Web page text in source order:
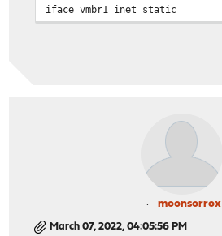
iface vmbr1 inet static
address 10.0.0.80/24
iface vmbr0 inet manual
bridge-ports eno1
bridge-stp off
bridge-fd 0
#WAN-OPNsense
moonsorrox
March 07, 2022, 04:05:56 PM